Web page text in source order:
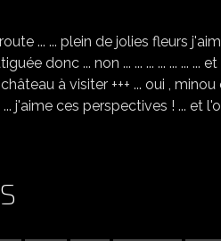
... ... plein de jolies fleurs
donc ... non ... ... ... ... ... ... ...
à visiter +++ ... oui ,
j'aime ces perspectives ! ... et